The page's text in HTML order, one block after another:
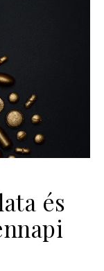
és